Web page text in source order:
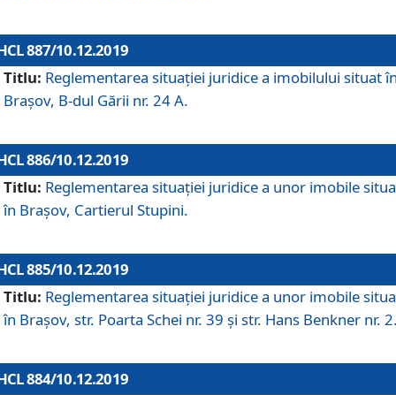
887/10.12.2019
Titlu: Reglementarea situației juridice a imobilului situat
Brașov, B-dul Gării nr. 24 A.
886/10.12.2019
Titlu: Reglementarea situaţiei juridice a unor imobile
în Braşov, Cartierul Stupini.
885/10.12.2019
Titlu: Reglementarea situației juridice a unor imobile
în Brașov, str. Poarta Schei nr. 39 și str. Hans Benkner nr.
884/10.12.2019